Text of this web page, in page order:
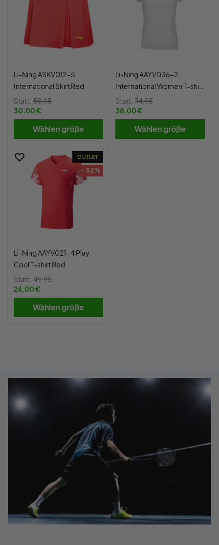
Li-Ning ASKV012-5
International Skirt Red
Statt: 59,95
30,00 €
Wählen größe
Li-Ning AAYV036-2
International Women T-shirt
White
Statt: 74,95
38,00 €
Wählen größe
OUTLET
- 52%
Li-Ning AAYV021-4 Play
Cool T-shirt Red
Statt: 49,95
24,00 €
Wählen größe